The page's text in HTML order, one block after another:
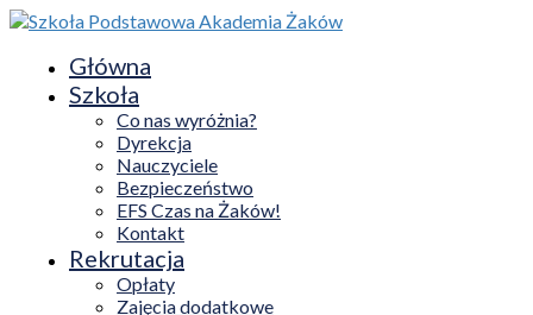
Główna
Szkoła
Co nas wyróżnia?
Dyrekcja
Nauczyciele
Bezpieczeństwo
EFS Czas na Żaków!
Kontakt
Rekrutacja
Opłaty
Zajęcia dodatkowe